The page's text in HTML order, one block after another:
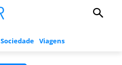
Sociedade Viagens